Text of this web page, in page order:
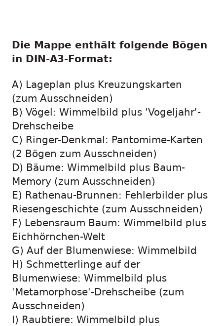
Die Mappe enthält folgende Bögen
in DIN-A3-Format:
A) Lageplan plus Kreuzungskarten
(zum Ausschneiden)
B) Vögel: Wimmelbild plus 'Vogeljahr'-
Drehscheibe
C) Ringer-Denkmal: Pantomime-Karten
(2 Bögen zum Ausschneiden)
D) Bäume: Wimmelbild plus Baum-
Memory (zum Ausschneiden)
E) Rathenau-Brunnen: Fehlerbilder plus
Riesengeschichte (zum Ausschneiden)
F) Lebensraum Baum: Wimmelbild plus
Eichhörnchen-Welt
G) Auf der Blumenwiese: Wimmelbild
H) Schmetterlinge auf der
Blumenwiese: Wimmelbild plus
'Metamorphose'-Drehscheibe (zum
Ausschneiden)
I) Raubtiere: Wimmelbild plus